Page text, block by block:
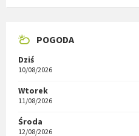
POGODA
Dziś
10/08/2026
Wtorek
11/08/2026
Środa
12/08/2026